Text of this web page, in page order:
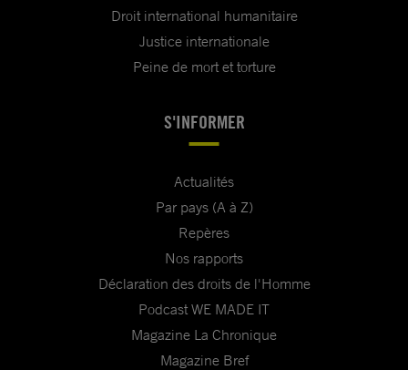
Droit international humanitaire
Justice internationale
Peine de mort et torture
S'INFORMER
Actualités
Par pays (A à Z)
Repères
Nos rapports
Déclaration des droits de l'Homme
Podcast WE MADE IT
Magazine La Chronique
Magazine Bref